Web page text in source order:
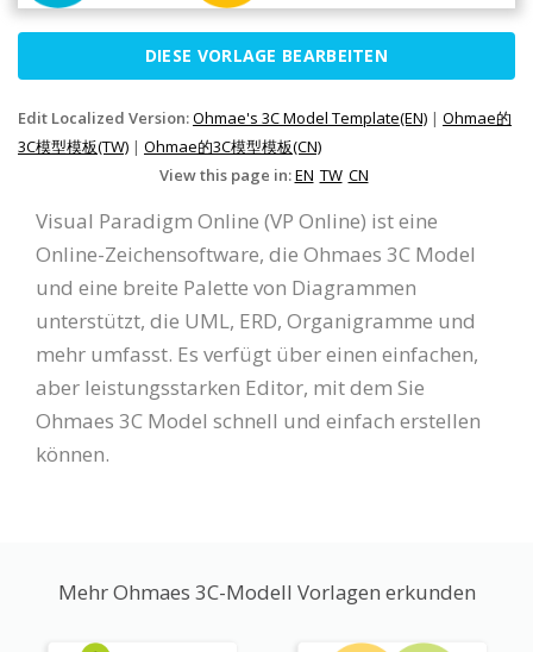
DIESE VORLAGE BEARBEITEN
Edit Localized Version:Ohmae's 3C Model Template(EN) | Ohmae的
3C模型模板(TW) | Ohmae的3C模型模板(CN)
View this page in:EN TW CN
Visual Paradigm Online (VP Online) ist eine
Online-Zeichensoftware, die Ohmaes 3C Model
und eine breite Palette von Diagrammen
unterstützt, die UML, ERD, Organigramme und
mehr umfasst. Es verfügt über einen einfachen,
aber leistungsstarken Editor, mit dem Sie
Ohmaes 3C Model schnell und einfach erstellen
können.
Mehr Ohmaes 3C-Modell Vorlagen erkunden